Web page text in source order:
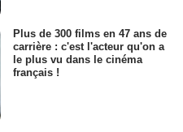
Plus de 300 films en 47 ans de
carrière : c'est l'acteur qu'on a
le plus vu dans le cinéma
français !